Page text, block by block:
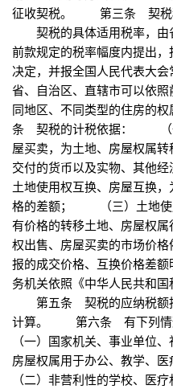
征收契税。 第三条 契税税
契税的具体适用税率，由
前款规定的税率幅度内提出
决定，并报全国人民代表大
省、自治区、直辖市可以依
同地区、不同类型的住房
条 契税的计税依据： （
屋买卖，为土地、房屋权属
交付的货币以及实物、其他
土地使用权互换、房屋互换
格的差额； （三）土地使
有价格的转移土地、房屋权
权出售、房屋买卖的市场
报的成交价格、互换价格差
务机关依照《中华人民共和国
第五条 契税的应纳税额
计算。 第六条 有下列情
（一）国家机关、事业单位
房屋权属用于办公、教学
（二）非营利性的学校、医